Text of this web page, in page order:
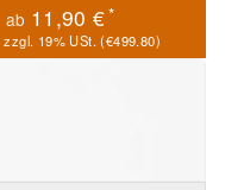
ab 11,90 €*
zzgl. 19% USt. (€499.80)